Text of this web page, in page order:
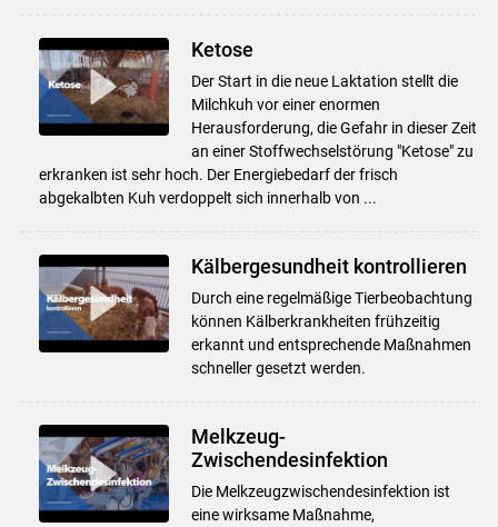
Ketose
Der Start in die neue Laktation stellt die
Milchkuh vor einer enormen
Herausforderung, die Gefahr in dieser Zeit
an einer Stoffwechselstörung "Ketose" zu
erkranken ist sehr hoch. Der Energiebedarf der frisch
abgekalbten Kuh verdoppelt sich innerhalb von ...
Kälbergesundheit kontrollieren
Durch eine regelmäßige Tierbeobachtung
können Kälberkrankheiten frühzeitig
erkannt und entsprechende Maßnahmen
schneller gesetzt werden.
Melkzeug-
Zwischendesinfektion
Die Melkzeugzwischendesinfektion ist
eine wirksame Maßnahme,